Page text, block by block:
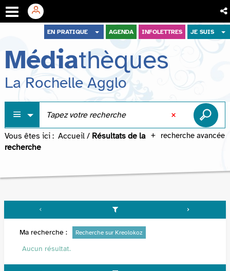
menu
contenu
recherche
EN PRATIQUE AGENDA INFOLETTRES JE SUIS
Médiathèques
La Rochelle Agglo
recherche avancée
Vous êtes ici : Accueil / Résultats de la
recherche
Ma recherche : Recherche sur Kreolokoz
Aucun résultat.